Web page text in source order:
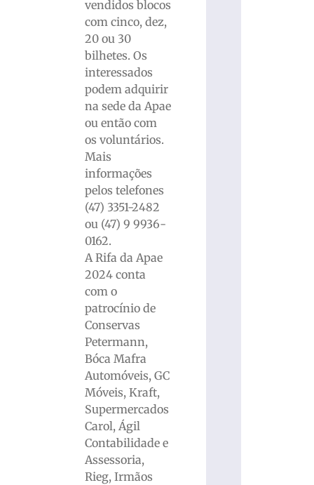
vendidos blocos
com cinco, dez,
20 ou 30
bilhetes. Os
interessados
podem adquirir
na sede da Apae
ou então com
os voluntários.
Mais
informações
pelos telefones
(47) 3351-2482
ou (47) 9 9936-
0162.
A Rifa da Apae
2024 conta
com o
patrocínio de
Conservas
Petermann,
Bóca Mafra
Automóveis, GC
Móveis, Kraft,
Supermercados
Carol, Ágil
Contabilidade e
Assessoria,
Rieg, Irmãos